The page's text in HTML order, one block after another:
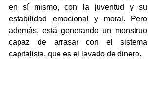
en sí mismo, con la juventud y su
estabilidad emocional y moral. Pero
además, está generando un monstruo
capaz de arrasar con el sistema
capitalista, que es el lavado de dinero.